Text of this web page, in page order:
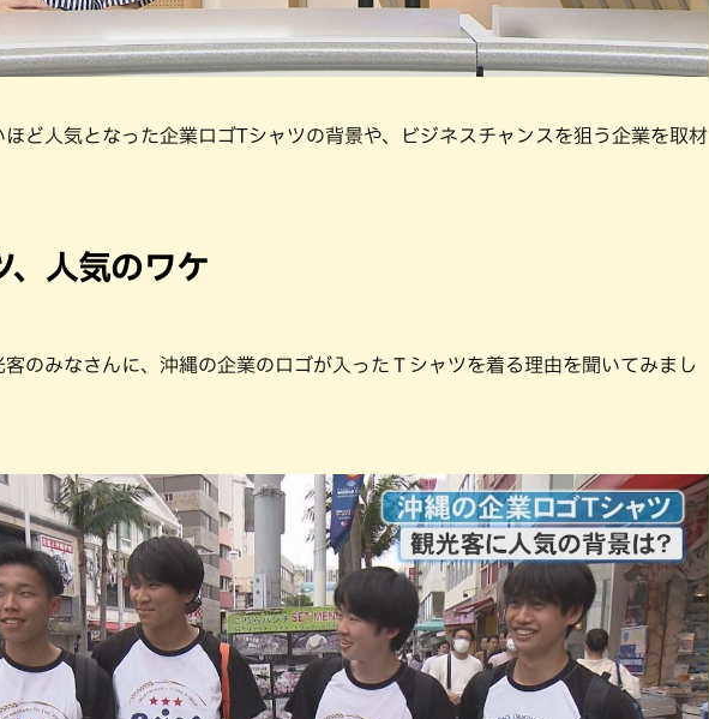
ど人気となった企業ロゴTシャツの背景や、ビジネスチャンスを狙う企業を取材
、人気のワケ
客のみなさんに、沖縄の企業のロゴが入ったＴシャツを着る理由を聞いてみまし